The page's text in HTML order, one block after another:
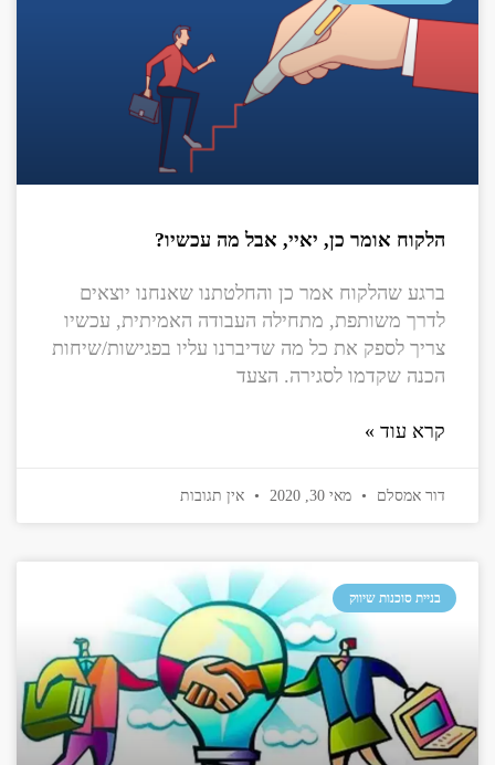
הלקוח אומר כן, יאיי, אבל מה עכשיו?
ברגע שהלקוח אמר כן והחלטתנו שאנחנו יוצאים
לדרך משותפת, מתחילה העבודה האמיתית, עכשיו
צריך לספק את כל מה שדיברנו עליו בפגישות/שיחות
הכנה שקדמו לסגירה. הצעד
קרא עוד »
דור אמסלם מאי 30, 2020 אין תגובות
בניית סוכנות שיווק